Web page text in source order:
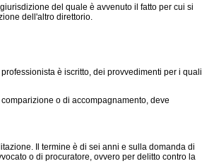
del quale è avvenuto il fatto per cui si
dell'altro direttorio.
è iscritto, dei provvedimenti per i quali
o di accompagnamento, deve
Il termine è di sei anni e sulla domanda di
o di procuratore, ovvero per delitto contro la